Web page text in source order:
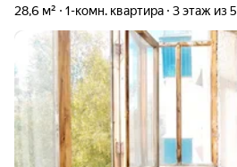
28,6 м² 1-комн. квартира 3 этаж из 5